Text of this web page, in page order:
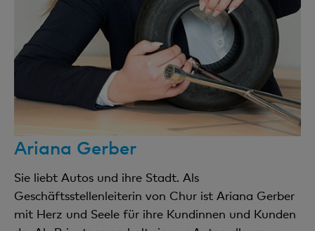
Ariana Gerber
Sie liebt Autos und ihre Stadt. Als
Geschäftsstellenleiterin von Chur ist Ariana Gerber
mit Herz und Seele für ihre Kundinnen und Kunden